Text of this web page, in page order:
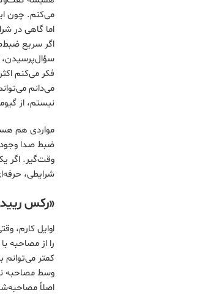
می‌کنم. چون
اما گاهی در
اگر سریع
سؤال‌پرسیدن،
فکر می‌‌کنم
می‌دانم
نیستم، از
مواردی هم هست
ضبط صدا وجود
وقت‌گیر. اگر
شرایطی،
«رکس
اوایل کارم،
را از مصاحبه
کمتر
وسط مصاحبه